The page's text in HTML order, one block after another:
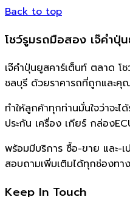
Back to top
โชว์รูมรถมือสอง เจ๊คำ
เจ๊คำปุ่นยูสคาร์เต็นท์ ตลาด โ
ชลบุรี ด้วยราคารถที่ถูกและ
ทำให้ลูกค้าทุกท่านมั่นใจว่าจ
ประกัน เครื่อง เกียร์ กล่อง
พร้อมมีบริการ ซื้อ-ขาย และ-
สอบถามเพิ่มเติมได้ทุกช่องทา
Keep In Touch